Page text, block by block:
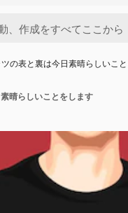
の表と裏は今日素晴らしいこ
晴らしいことをします